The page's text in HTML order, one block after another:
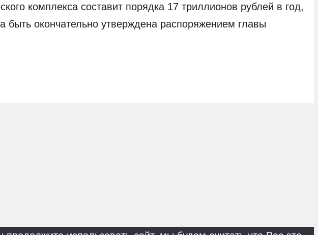
комплекса составит порядка 17 триллионов рублей в год,
окончательно утверждена распоряжением главы